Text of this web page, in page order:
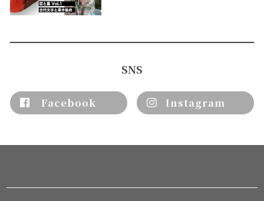
SNS
Facebook Instagram